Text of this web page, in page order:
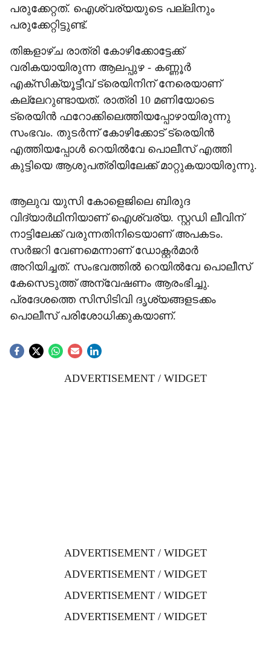
പരുക്കേറ്റത്. ഐശ്വര്യയുടെ പല്ലിനും
പരുക്കേറ്റിട്ടുണ്ട്.
തിങ്കളാഴ്ച രാത്രി കോഴിക്കോട്ടേക്ക്
വരികയായിരുന്ന ആലപ്പുഴ - കണ്ണൂർ
എക്സിക്യൂട്ടീവ് ട്രെയിനിന് നേരെയാണ്
കല്ലേറുണ്ടായത്. രാത്രി 10 മണിയോടെ
ട്രെയിൻ ഫറോക്കിലെത്തിയപ്പോഴായിരുന്നു
സംഭവം. തുടർന്ന് കോഴിക്കോട് ട്രെയിൻ
എത്തിയപ്പോൾ റെയിൽവേ പൊലീസ് എത്തി
കുട്ടിയെ ആശുപത്രിയിലേക്ക് മാറ്റുകയായിരുന്നു.
ആലുവ യുസി കോളെജിലെ ബിരുദ
വിദ്യാർഥിനിയാണ് ഐശ്വര്യ. സ്റ്റഡി ലീവിന്
നാട്ടിലേക്ക് വരുന്നതിനിടെയാണ് അപകടം.
സർജറി വേണമെന്നാണ് ഡോക്റ്റർമാർ
അറിയിച്ചത്. സംഭവത്തിൽ റെയിൽവേ പൊലീസ്
കേസെടുത്ത് അന്വേഷണം ആരംഭിച്ചു.
പ്രദേശത്തെ സിസിടിവി ദൃശ്യങ്ങളടക്കം
പൊലീസ് പരിശോധിക്കുകയാണ്.
ADVERTISEMENT / WIDGET
ADVERTISEMENT / WIDGET
ADVERTISEMENT / WIDGET
ADVERTISEMENT / WIDGET
ADVERTISEMENT / WIDGET